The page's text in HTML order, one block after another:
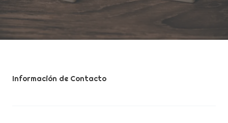
Información de Contacto